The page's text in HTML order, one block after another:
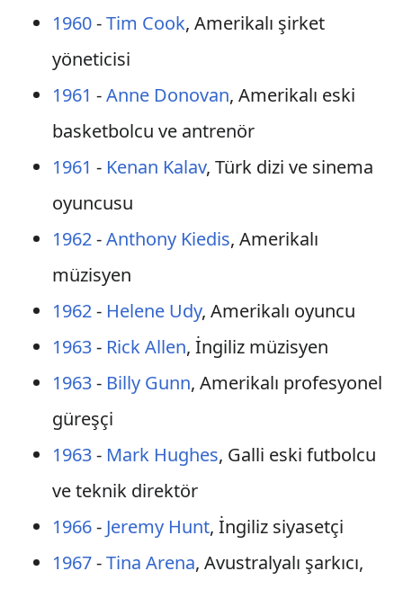
1960-Tim Cook, Amerikalı şirket
yöneticisi
1961 -Anne Donovan, Amerikalı eski
basketbolcu ve antrenör
1961 - Kenan Kalav, Türk dizi ve sinema
oyuncusu
1962-Anthony Kiedis, Amerikalı
müzisyen
1962- Helene Udy, Amerikalı oyuncu
1963- Rick Allen, İngiliz müzisyen
1963- Billy Gunn, Amerikalı profesyonel
güreşçi
1963- Mark Hughes, Galli eski futbolcu
ve teknik direktör
1966- Jeremy Hunt, İngiliz siyasetçi
1967-Tina Arena, Avustralyalı şarkıcı,